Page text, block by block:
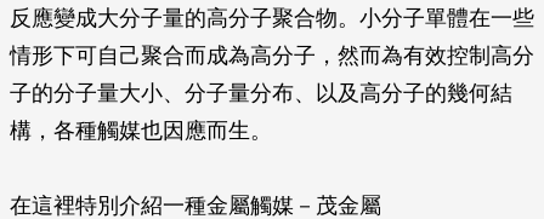
反應變成大分子量的高分子聚合物。小分子單體在一些
情形下可自己聚合而成為高分子，然而為有效控制高分
子的分子量大小、分子量分布、以及高分子的幾何結
構，各種觸媒也因應而生。
在這裡特別介紹一種金屬觸媒－茂金屬